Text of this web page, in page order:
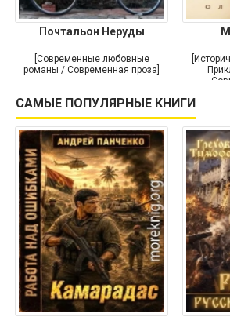
Почтальон Неруды
[Современные любовные
романы / Современная проза]
САМЫЕ ПОПУЛЯРНЫЕ КНИГИ